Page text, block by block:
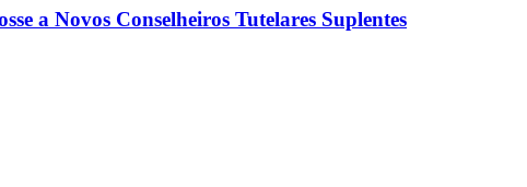
a Novos Conselheiros Tutelares Suplentes